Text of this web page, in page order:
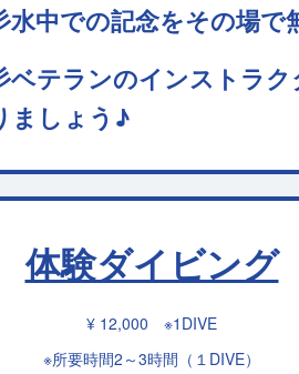
中での記念をその場で
テランのインストラク
ましょう♪
体験ダイビング
¥ 12,000 ※1DIVE
※所要時間2～3時間（１DIVE）